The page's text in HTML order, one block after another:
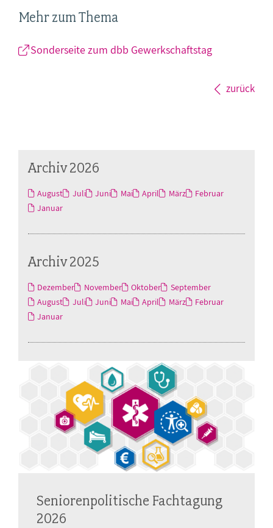
Mehr zum Thema
Sonderseite zum dbb Gewerkschaftstag
zurück
Archiv 2026
August Juli Juni Mai April März
Februar
Januar
Archiv 2025
Dezember November Oktober
September
August
Juli Juni Mai April März
Februar
Januar
Seniorenpolitische Fachtagung
2026